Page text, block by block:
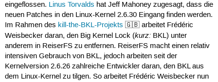
eingeflossen. Linus Torvalds hat Jeff Mahoney zugesagt, dass die
neuen Patches in den Linux-Kernel 2.6.30 Eingang finden werden.
Im Rahmen des kill-the-BKL-Projekts 🇬🇧 arbeitet Frédéric
Weisbecker daran, den Big Kernel Lock (kurz:BKL) unter
anderem in ReiserFS zu entfernen. ReiserFS macht einen relativ
intensiven Gebrauch von BKL, jedoch arbeiten seit der
Kernelversion 2.6.26 zahlreiche Entwickler daran, den BKL aus
dem Linux-Kernel zu tilgen. So arbeitet Frédéric Weisbecker nun